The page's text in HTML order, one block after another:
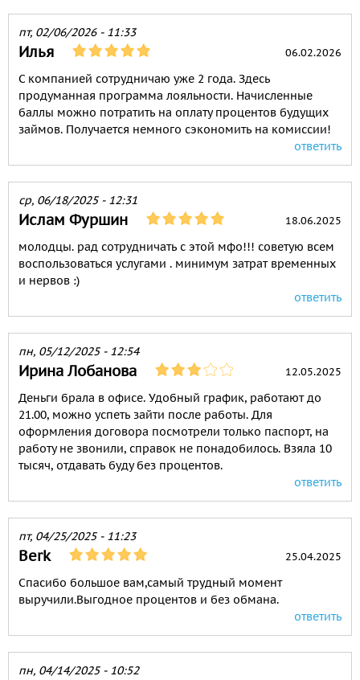
пт, 02/06/2026 - 11:33
Илья 06.02.2026
С компанией сотрудничаю уже 2 года. Здесь
продуманная программа лояльности. Начисленные
баллы можно потратить на оплату процентов будущих
займов. Получается немного сэкономить на комиссии!
ответить
ср, 06/18/2025 - 12:31
Ислам Фуршин 18.06.2025
молодцы. рад сотрудничать с этой мфо!!! советую всем
воспользоваться услугами . минимум затрат временных
и нервов :)
ответить
пн, 05/12/2025 - 12:54
Ирина Лобанова 12.05.2025
Деньги брала в офисе. Удобный график, работают до
21.00, можно успеть зайти после работы. Для
оформления договора посмотрели только паспорт, на
работу не звонили, справок не понадобилось. Взяла 10
тысяч, отдавать буду без процентов.
ответить
пт, 04/25/2025 - 11:23
Berk 25.04.2025
Спасибо большое вам,самый трудный момент
выручили.Выгодное процентов и без обмана.
ответить
пн, 04/14/2025 - 10:52